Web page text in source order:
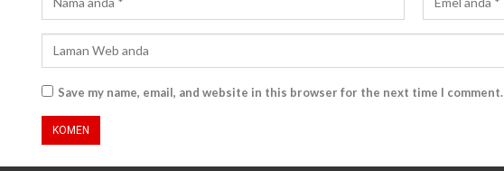
Save my name, email, and website in this browser for the next time I comment.